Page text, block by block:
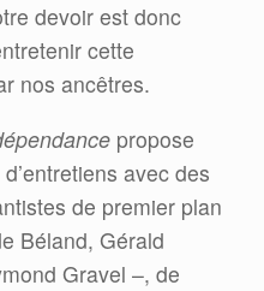
devoir est donc
cette
nos ancêtres.
propose
avec des
de premier plan
Béland, Gérald
Gravel –, de